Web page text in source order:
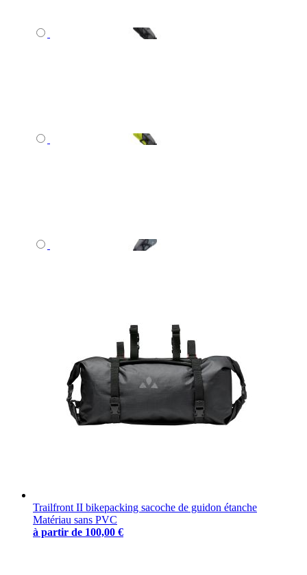
Trailfront II bikepacking sacoche de guidon étanche
Matériau sans PVC
à partir de 100,00 €